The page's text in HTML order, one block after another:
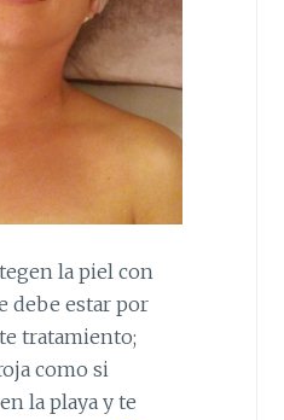
la piel con
debe estar por
tratamiento;
como si
la playa y te